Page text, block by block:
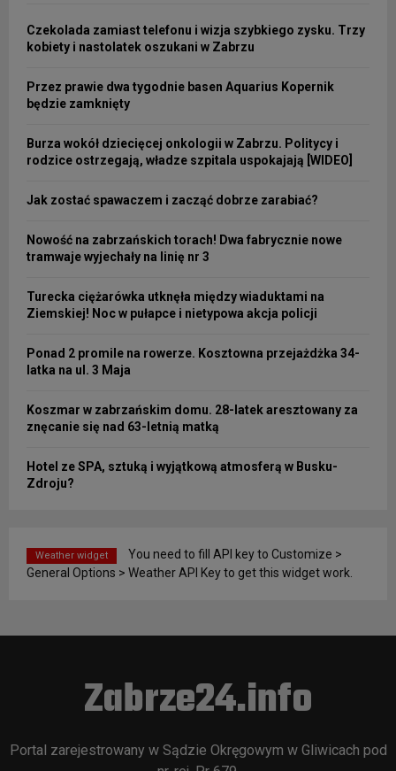
Czekolada zamiast telefonu i wizja szybkiego zysku. Trzy
kobiety i nastolatek oszukani w Zabrzu
Przez prawie dwa tygodnie basen Aquarius Kopernik
będzie zamknięty
Burza wokół dziecięcej onkologii w Zabrzu. Politycy i
rodzice ostrzegają, władze szpitala uspokajają [WIDEO]
Jak zostać spawaczem i zacząć dobrze zarabiać?
Nowość na zabrzańskich torach! Dwa fabrycznie nowe
tramwaje wyjechały na linię nr 3
Turecka ciężarówka utknęła między wiaduktami na
Ziemskiej! Noc w pułapce i nietypowa akcja policji
Ponad 2 promile na rowerze. Kosztowna przejażdżka 34-
latka na ul. 3 Maja
Koszmar w zabrzańskim domu. 28-latek aresztowany za
znęcanie się nad 63-letnią matką
Hotel ze SPA, sztuką i wyjątkową atmosferą w Busku-
Zdroju?
Weather widget
You need to fill API key to Customize >
General Options > Weather API Key to get this widget work.
Zabrze24.info
Portal zarejestrowany w Sądzie Okręgowym w Gliwicach pod